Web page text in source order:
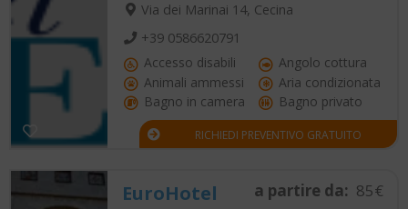
Via dei Marinai 14, Cecina
+39 0586620791
Accesso disabili
Angolo cottura
Animali ammessi
Aria condizionata
Bagno in camera
Bagno privato
RICHIEDI PREVENTIVO GRATUITO
EuroHotel a partire da: 85€